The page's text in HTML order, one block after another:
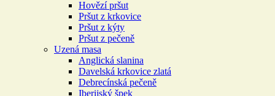
Hovězí pršut
Pršut z krkovice
Pršut z kýty
Pršut z pečeně
Uzená masa
Anglická slanina
Davelská krkovice zlatá
Debrecínská pečeně
Iberijský špek